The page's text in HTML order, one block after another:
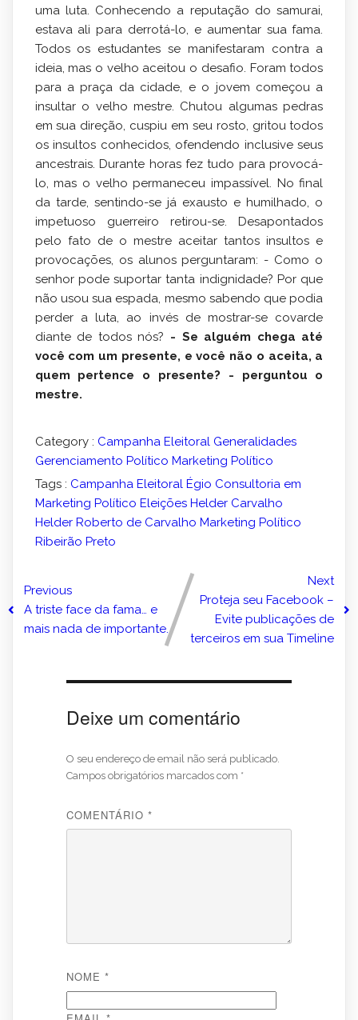
uma luta. Conhecendo a reputação do samurai,
estava ali para derrotá-lo, e aumentar sua fama.
Todos os estudantes se manifestaram contra a
ideia, mas o velho aceitou o desafio. Foram todos
para a praça da cidade, e o jovem começou a
insultar o velho mestre. Chutou algumas pedras
em sua direção, cuspiu em seu rosto, gritou todos
os insultos conhecidos, ofendendo inclusive seus
ancestrais. Durante horas fez tudo para provocá-
lo, mas o velho permaneceu impassível. No final
da tarde, sentindo-se já exausto e humilhado, o
impetuoso guerreiro retirou-se. Desapontados
pelo fato de o mestre aceitar tantos insultos e
provocações, os alunos perguntaram: - Como o
senhor pode suportar tanta indignidade? Por que
não usou sua espada, mesmo sabendo que podia
perder a luta, ao invés de mostrar-se covarde
diante de todos nós? - Se alguém chega até
você com um presente, e você não o aceita, a
quem pertence o presente? - perguntou o
mestre.
Category : Campanha Eleitoral Generalidades
Gerenciamento Político Marketing Político
Tags : Campanha Eleitoral Égio Consultoria em
Marketing Político Eleições Helder Carvalho
Helder Roberto de Carvalho Marketing Político
Ribeirão Preto
Previous
A triste face da fama… e
mais nada de importante.
Next
Proteja seu Facebook –
Evite publicações de
terceiros em sua Timeline
Deixe um comentário
O seu endereço de email não será publicado.
Campos obrigatórios marcados com *
COMENTÁRIO *
NOME *